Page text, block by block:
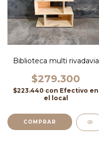
Biblioteca multi rivadavia
$279.300
$223.440 con Efectivo en
el local